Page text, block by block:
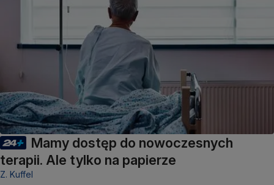
Mamy dostęp do nowoczesnych
terapii. Ale tylko na papierze
Z. Kuffel